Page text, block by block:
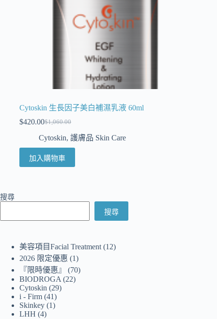
Cytoskin 生長因子美白補濕乳液 60ml
$1,060.00
$420.00
Cytoskin, 護膚品 Skin Care
加入購物車
搜尋
搜尋
美容項目Facial Treatment 12
2026 限定優惠
1
『限時優惠』
70
BIODROGA
22
Cytoskin
29
i - Firm 41
Skinkey 1
LHH 4